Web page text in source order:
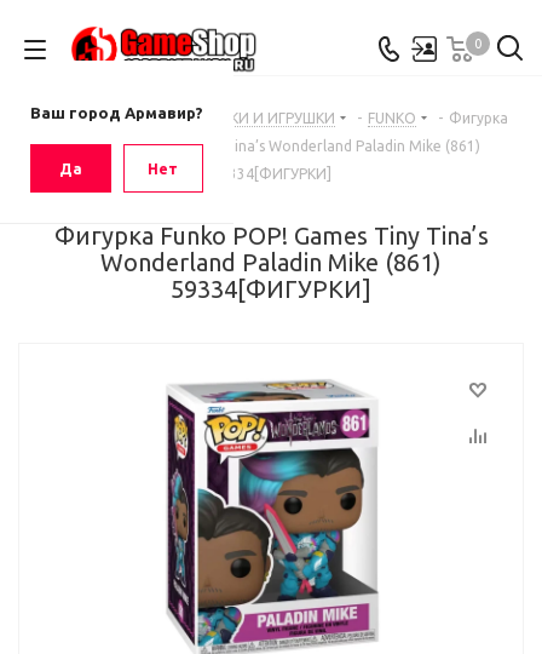
Ваш город Армавир?
Да Нет
0
Главная - Каталог - ФИГУРКИ И ИГРУШКИ - FUNKO - Фигурка
Funko POP! Games Tiny Tina’s Wonderland Paladin Mike (861)
59334[ФИГУРКИ]
Фигурка Funko POP! Games Tiny Tina’s
Wonderland Paladin Mike (861)
59334[ФИГУРКИ]